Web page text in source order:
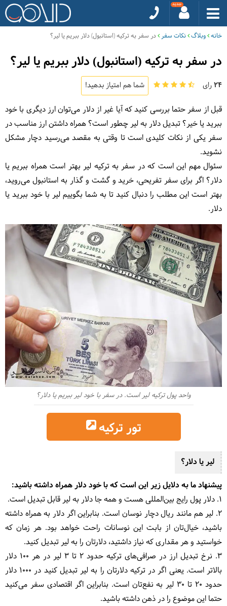
خانه وبلاگ نکات سفر در سفر به ترکیه (استانبول) دلار ببریم یا لیر؟
در سفر به ترکیه (استانبول) دلار ببریم یا لیر؟
24رای شما هم امتیاز بدهید!
قبل از سفر حتما بررسی کنید که آیا غیر از دلار می‌توان ارز دیگری با خود
ببرید یا خیر؟ تبدیل دلار به لیر چطور است؟ همراه داشتن ارز مناسب در
سفر یکی از نکات کلیدی است تا وقتی به مقصد می‌رسید دچار مشکل
نشوید.
سئوال مهم این است که در سفر به ترکیه لیر بهتر است همراه ببریم یا
دلار؟ اگر برای سفر تفریحی، خرید و گشت و گذار به استانبول می‌روید،
بهتر است این مطلب را دنبال کنید تا به شما بگوییم لیر با خود ببرید یا
دلار.
واحد پول ترکیه لیر است. در سفر با خود لیر ببریم یا دلار؟
تور ترکیه
لیر یا دلار؟
پیشنهاد ما به دلایل زیر این است که با خود دلار همراه داشته باشید:
1. دلار پول رایج بین‌المللی هست و همه جا
دلار به لیر قابل تبدیلاست.
2. لیر هم مانند ریال دچار نوسان است. بنابراین اگر دلار به همراه داشته
باشید، خیال‌تان از بابت این نوسانات راحت خواهد بود. هر زمان که
خواستید و هر مقداری که نیاز داشتید، دلارتان را به لیر تبدیل کنید.
3. نرخ تبدیل ارز در صرافی‌های ترکیه حدود 2 تا 3 لیر در هر 100 دلار
بالاتر است. یعنی اگر در ترکیه دلارتان را به لیر تبدیل کنید در 1000 دلار
حدود 20 تا 30 لیر به نفع‌تان است. بنابراین اگر اقتصادی سفر می‌کنید
حتما این موضوع را در ذهن داشته باشید.